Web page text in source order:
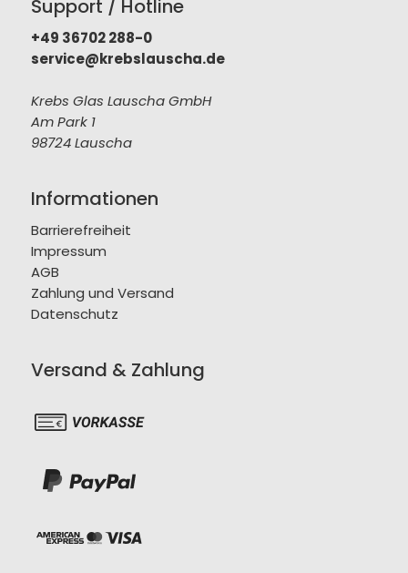
Support / Hotline
+49 36702 288-0
service@krebslauscha.de
Krebs Glas Lauscha GmbH
Am Park 1
98724 Lauscha
Informationen
Barrierefreiheit
Impressum
AGB
Zahlung und Versand
Datenschutz
Versand & Zahlung